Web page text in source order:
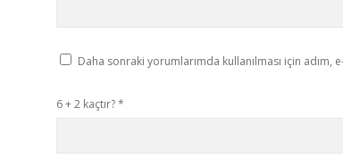
Daha sonraki yorumlarımda kullanılması için
6 + 2 kaçtır?*